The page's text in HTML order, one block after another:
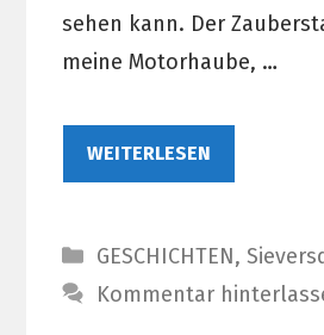
sehen kann. Der
meine Motorhaube, …
WEITERLESEN
Kategorien
GESCHICHTEN,
Kommentar